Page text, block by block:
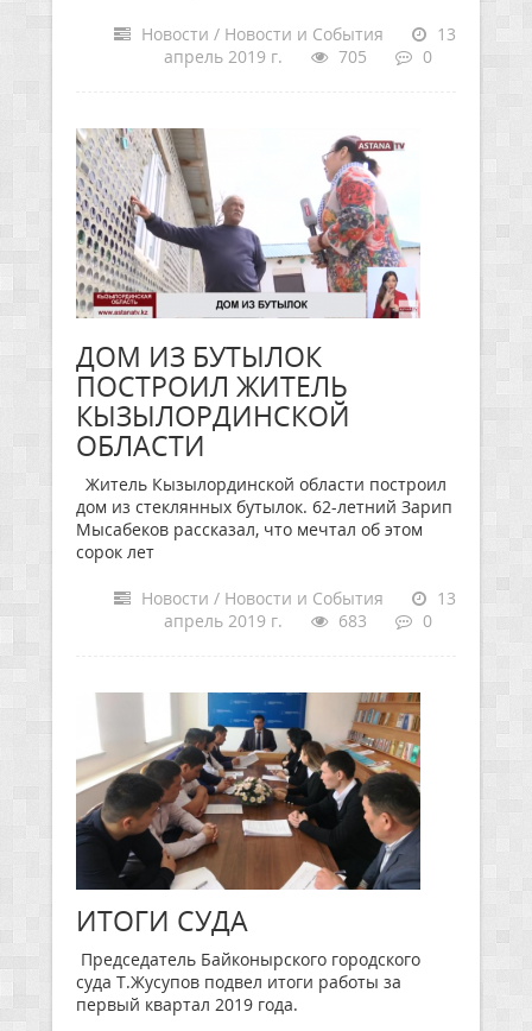
Новости / Новости и События
13
апрель 2019 г.
705 0
ДОМ ИЗ БУТЫЛОК
ПОСТРОИЛ ЖИТЕЛЬ
КЫЗЫЛОРДИНСКОЙ
ОБЛАСТИ
Житель Кызылординской области построил
дом из стеклянных бутылок. 62-летний Зарип
Мысабеков рассказал, что мечтал об этом
сорок лет
Новости / Новости и События
13
апрель 2019 г.
683 0
ИТОГИ СУДА
Председатель Байконырского городского
суда Т.Жусупов подвел итоги работы за
первый квартал 2019 года.